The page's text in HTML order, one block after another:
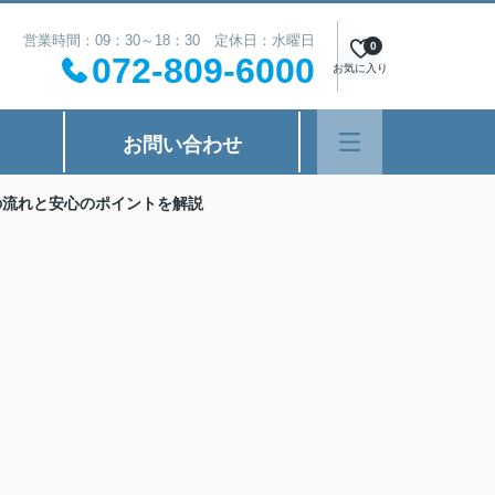
営業時間：09：30～18：30 定休日：水曜日
072-809-6000 お気に入り
0
お問い合わせ
れと安心のポイントを解説